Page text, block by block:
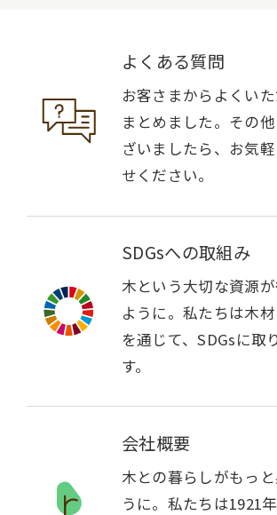
よくある質問
お客さまからよくい
まとめました。その
ざいましたら、お気
せください。
SDGsへの取組み
木という大切な資源
ように。私たちは木
を通じて、SDGsに取
す。
会社概要
木との暮らしがもっ
うに。私たちは1921